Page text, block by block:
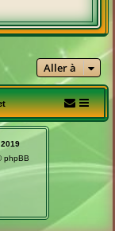
Aller à
phpBB